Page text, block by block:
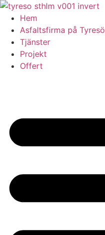
Skip
content
Hem
Asfaltsfirma på Tyresö
Tjänster
Projekt
Offert